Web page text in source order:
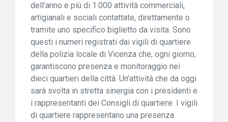
dell’anno e più di 1.000 attività commerciali,
artigianali e sociali contattate, direttamente o
tramite uno specifico biglietto da visita. Sono
questi i numeri registrati dai vigili di quartiere
della polizia locale di Vicenza che, ogni giorno,
garantiscono presenza e monitoraggio nei
dieci quartieri della città. Un’attività che da oggi
sarà svolta in stretta sinergia con i presidenti e
i rappresentanti dei Consigli di quartiere. I vigili
di quartiere rappresentano una presenza